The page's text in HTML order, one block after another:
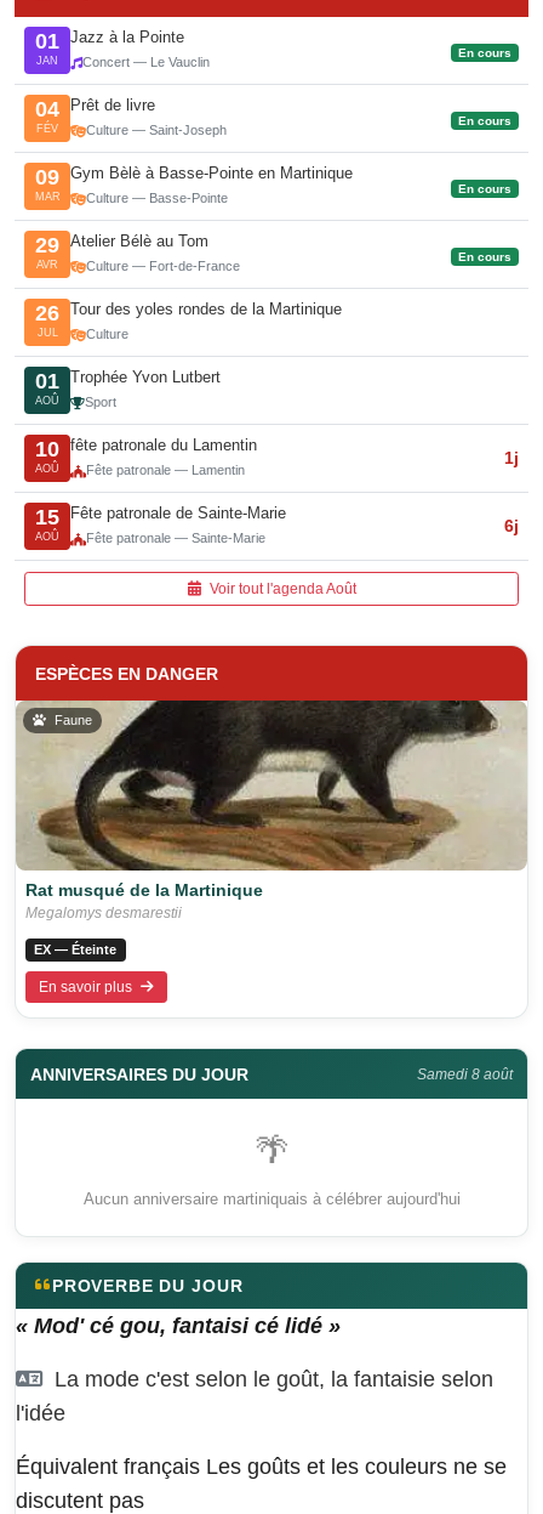
01
JAN
Jazz à la Pointe
Concert — Le Vauclin
En cours
04
FÉV
Prêt de livre
Culture — Saint-Joseph
En cours
09
MAR
Gym Bèlè à Basse-Pointe en Martinique
Culture — Basse-Pointe
En cours
29
AVR
Atelier Bélè au Tom
Culture — Fort-de-France
En cours
26
JUL
Tour des yoles rondes de la Martinique
Culture
01
AOÛ
Trophée Yvon Lutbert
Sport
10
AOÛ
fête patronale du Lamentin
Fête patronale — Lamentin
1j
15
AOÛ
Fête patronale de Sainte-Marie
Fête patronale — Sainte-Marie
6j
Voir tout l'agenda Août
ESPÈCES EN DANGER
Faune
Rat musqué de la Martinique
Megalomys desmarestii
EX — Éteinte
En savoir plus
ANNIVERSAIRES DU JOUR Samedi 8 août
🌴
Aucun anniversaire martiniquais à célébrer aujourd'hui
PROVERBE DU JOUR
« Mod' cé gou, fantaisi cé lidé »
La mode c'est selon le goût, la fantaisie selon
l'idée
Équivalent français Les goûts et les couleurs ne se
discutent pas